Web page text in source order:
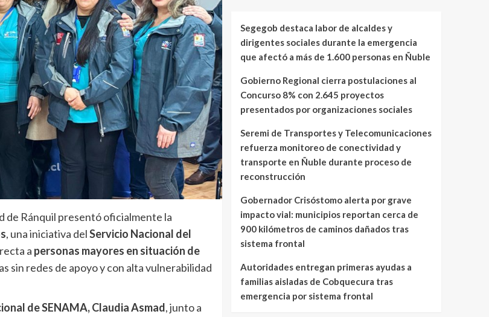
de Ránquil presentó oficialmente la
, una iniciativa delServicio Nacional del
a personas mayores en situación de
sin redes de apoyo y con alta vulnerabilidad
de SENAMA, Claudia Asmad, junto a
Segegob destaca labor de alcaldes y
dirigentes sociales durante la emergencia
que afectó a más de 1.600 personas en Ñuble
Gobierno Regional cierra postulaciones al
Concurso 8% con 2.645 proyectos
presentados por organizaciones sociales
Seremi de Transportes y Telecomunicaciones
refuerza monitoreo de conectividad y
transporte en Ñuble durante proceso de
reconstrucción
Gobernador Crisóstomo alerta por grave
impacto vial: municipios reportan cerca de
900 kilómetros de caminos dañados tras
sistema frontal
Autoridades entregan primeras ayudas a
familias aisladas de Cobquecura tras
emergencia por sistema frontal